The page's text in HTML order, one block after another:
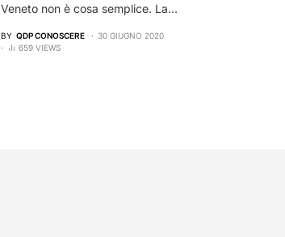
Veneto non è cosa semplice. La…
BY QDP CONOSCERE
30 GIUGNO 2020
659 VIEWS